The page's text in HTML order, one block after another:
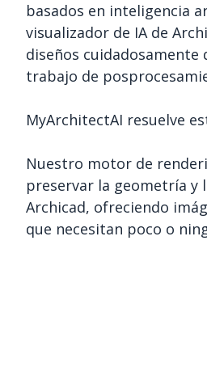
basados en inteligencia
visualizador de IA de
diseños cuidadosamente
trabajo de
MyArchitectAI resuelve
Nuestro motor de
preservar la geometría y
Archicad, ofreciendo
que necesitan poco o